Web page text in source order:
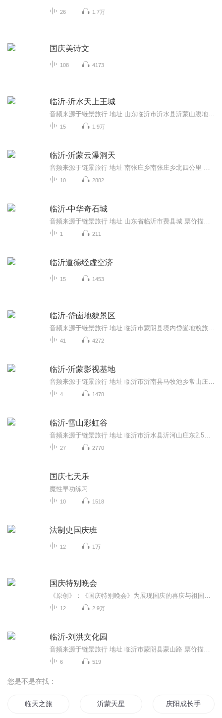
26 1.7万
国庆美诗文
108 4173
临沂-沂水天上王城
15 1.9万
临沂-沂蒙云瀑洞天
10 2882
临沂-中华奇石城
1 211
临沂道德经虚空济
15 1453
临沂-岱崮地貌景区
41 4272
临沂-沂蒙影视基地
4 1478
临沂-雪山彩虹谷
27 2770
国庆七天乐
魔性早功练习
10 1518
法制史国庆班
12 1万
国庆特别晚会
12 2.9万
临沂-刘洪文化园
6 519
您是不是在找：
临天之旅 沂蒙天星 庆阳成长手札